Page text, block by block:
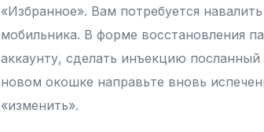
«Избранное». Вам потребуется
мобильника. В форме восстановления
аккаунту, сделать инъекцию
новом окошке направьте вновь
«изменить».